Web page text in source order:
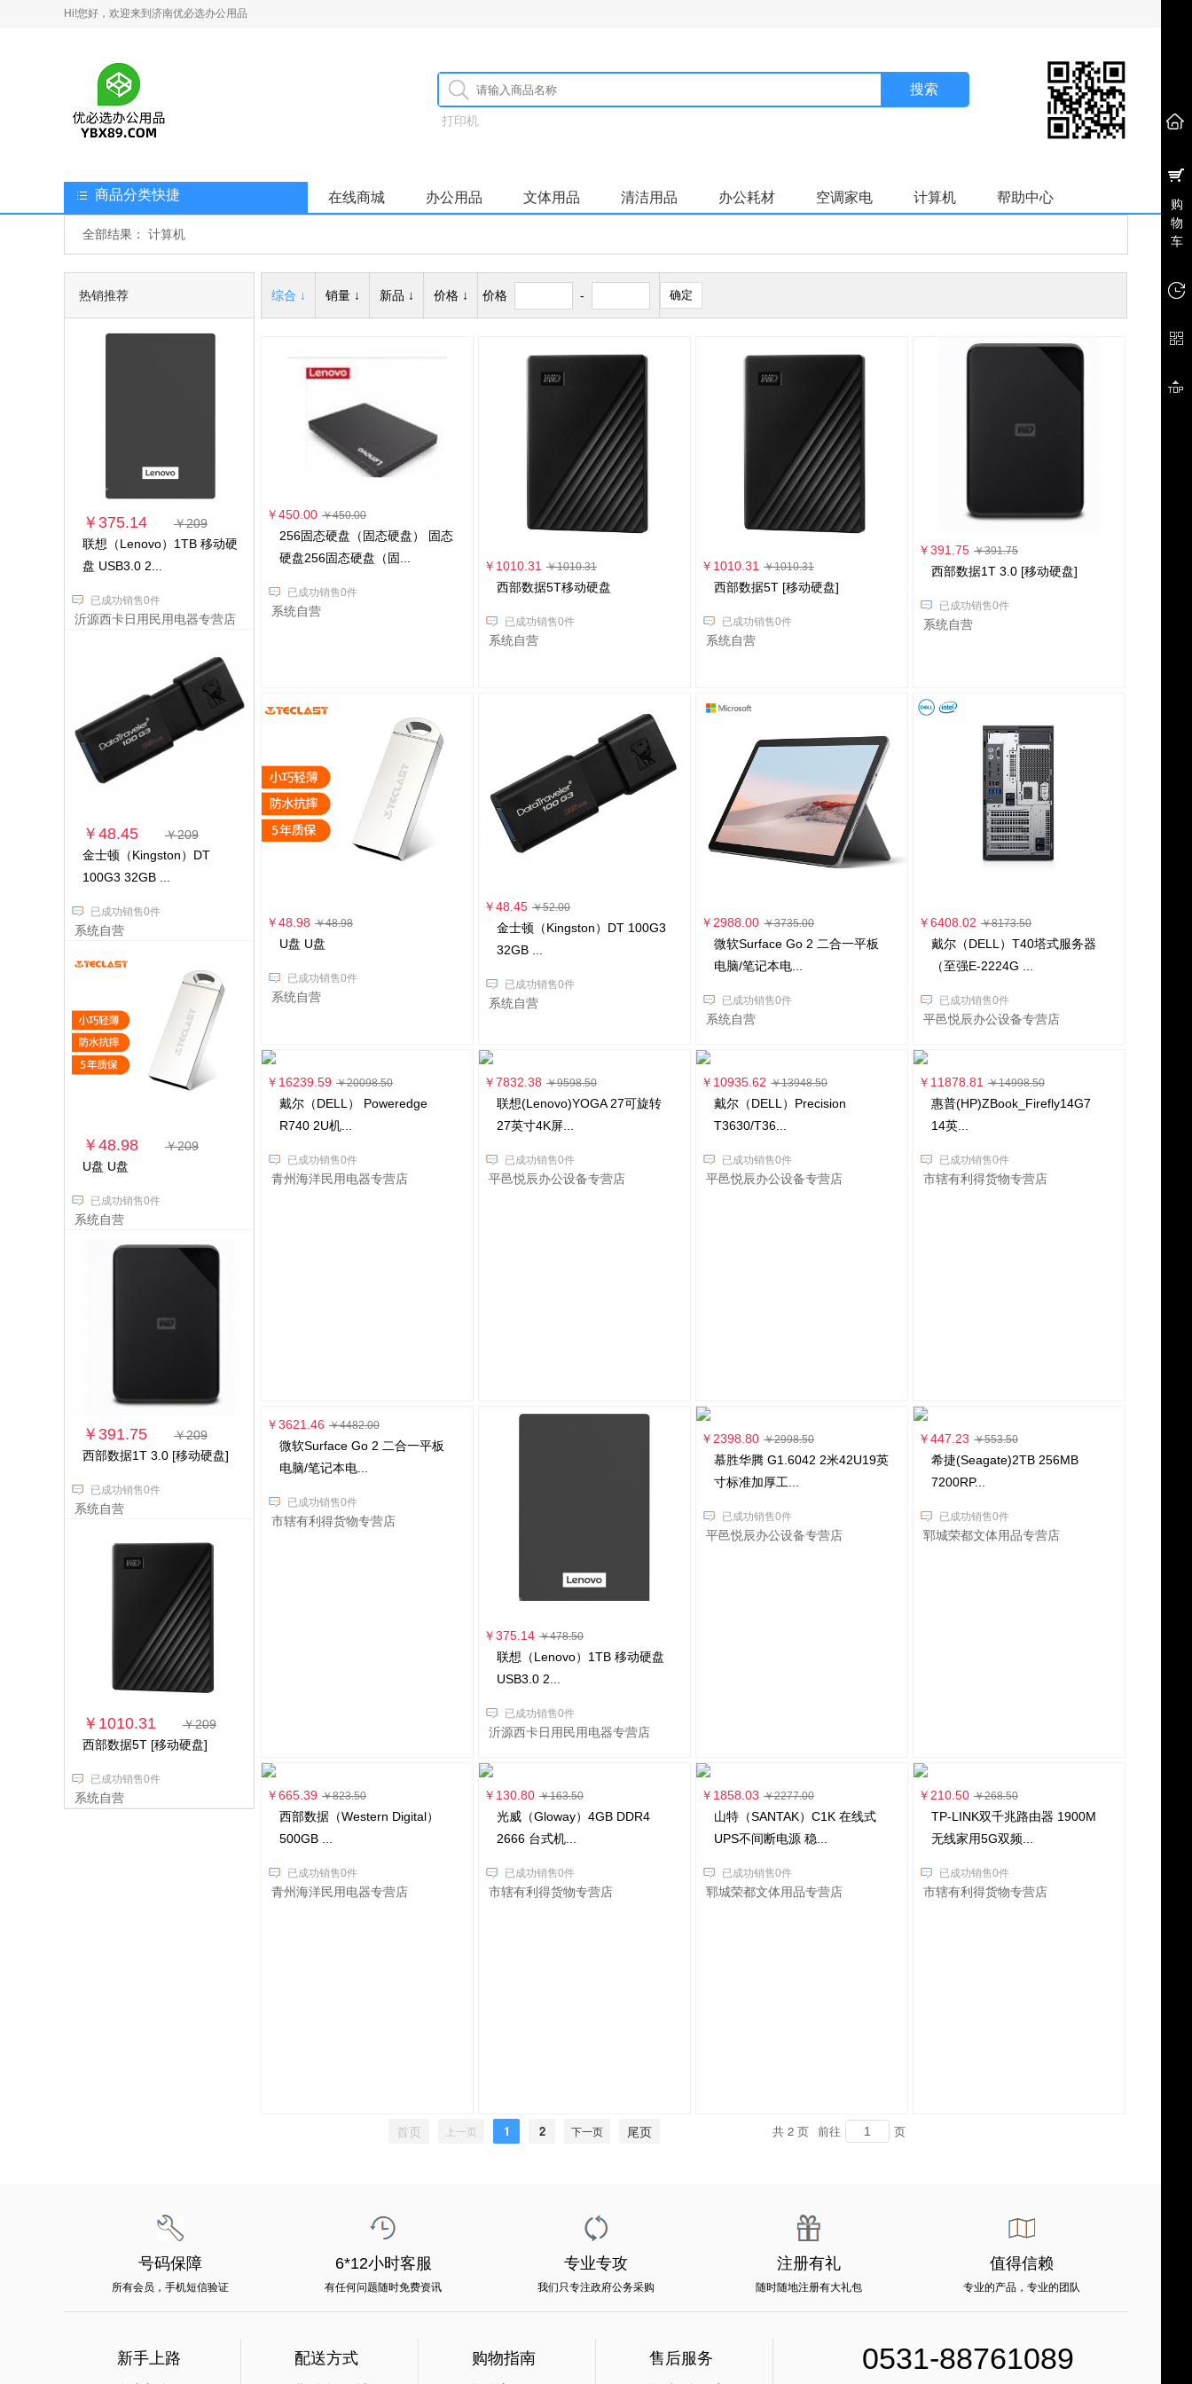
Hi!您好，欢迎来到济南优必选办公用品
搜索
打印机
商品分类快捷 在线商城 办公用品 文体用品 清洁用品 办公耗材 空调家电 计算机 帮助中心
全部结果： 计算机
热销推荐
￥375.14
￥209
联想（Lenovo）1TB 移动硬
盘 USB3.0 2...
已成功销售0件
沂源西卡日用民用电器专营店
￥48.45
￥209
金士顿（Kingston）DT
100G3 32GB ...
已成功销售0件
系统自营
￥48.98
￥209
U盘 U盘
已成功销售0件
系统自营
￥391.75
￥209
西部数据1T 3.0 [移动硬盘]
已成功销售0件
系统自营
￥1010.31
￥209
西部数据5T [移动硬盘]
已成功销售0件
系统自营
综合 ↓ 销量 ↓ 新品 ↓ 价格 ↓ 价格 - 确定
￥450.00 ￥450.00
256固态硬盘（固态硬盘） 固态
硬盘256固态硬盘（固...
已成功销售0件
系统自营
￥1010.31 ￥1010.31
西部数据5T移动硬盘
已成功销售0件
系统自营
￥1010.31 ￥1010.31
西部数据5T [移动硬盘]
已成功销售0件
系统自营
￥391.75 ￥391.75
西部数据1T 3.0 [移动硬盘]
已成功销售0件
系统自营
￥48.98 ￥48.98
U盘 U盘
已成功销售0件
系统自营
￥48.45 ￥52.00
金士顿（Kingston）DT 100G3
32GB ...
已成功销售0件
系统自营
￥2988.00 ￥3735.00
微软Surface Go 2 二合一平板
电脑/笔记本电...
已成功销售0件
系统自营
￥6408.02 ￥8173.50
戴尔（DELL）T40塔式服务器
（至强E-2224G ...
已成功销售0件
平邑悦辰办公设备专营店
￥16239.59 ￥20098.50
戴尔（DELL） Poweredge
R740 2U机...
已成功销售0件
青州海洋民用电器专营店
￥7832.38 ￥9598.50
联想(Lenovo)YOGA 27可旋转
27英寸4K屏...
已成功销售0件
平邑悦辰办公设备专营店
￥10935.62 ￥13948.50
戴尔（DELL）Precision
T3630/T36...
已成功销售0件
平邑悦辰办公设备专营店
￥11878.81 ￥14998.50
惠普(HP)ZBook_Firefly14G7
14英...
已成功销售0件
市辖有利得货物专营店
￥375.14 ￥478.50
联想（Lenovo）1TB 移动硬盘
USB3.0 2...
已成功销售0件
沂源西卡日用民用电器专营店
￥2398.80 ￥2998.50
慕胜华腾 G1.6042 2米42U19英
寸标准加厚工...
已成功销售0件
平邑悦辰办公设备专营店
￥447.23 ￥553.50
希捷(Seagate)2TB 256MB
7200RP...
已成功销售0件
郓城荣都文体用品专营店
￥665.39 ￥823.50
西部数据（Western Digital）
500GB ...
已成功销售0件
青州海洋民用电器专营店
￥130.80 ￥163.50
光威（Gloway）4GB DDR4
2666 台式机...
已成功销售0件
市辖有利得货物专营店
￥1858.03 ￥2277.00
山特（SANTAK）C1K 在线式
UPS不间断电源 稳...
已成功销售0件
郓城荣都文体用品专营店
￥210.50 ￥268.50
TP-LINK双千兆路由器 1900M
无线家用5G双频...
已成功销售0件
市辖有利得货物专营店
首页 上一页 1 2 下一页 尾页 共 2 页 前往 页
号码保障
所有会员，手机短信验证
6*12小时客服
有任何问题随时免费资讯
专业专攻
我们只专注政府公务采购
注册有礼
随时随地注册有大礼包
值得信赖
专业的产品，专业的团队
新手上路 配送方式 购物指南 售后服务 0531-88761089
购
物
车